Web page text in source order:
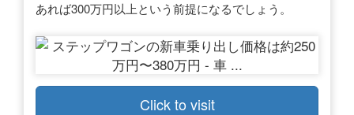
あれば300万円以上という前提になるでしょう。
Click to visit